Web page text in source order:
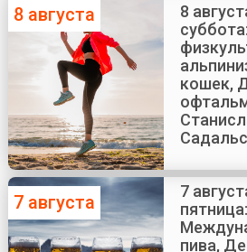
8 августа
8
кошек,
7 августа
7
пятница:
пива,